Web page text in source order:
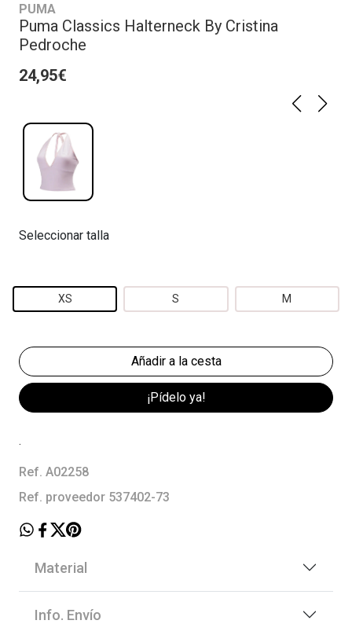
PUMA
Puma Classics Halterneck By Cristina
Pedroche
24,95€
Seleccionar talla
XS S M
¡Pídelo ya!
.
Ref. A02258
Ref. proveedor 537402-73
Material
Info. Envío